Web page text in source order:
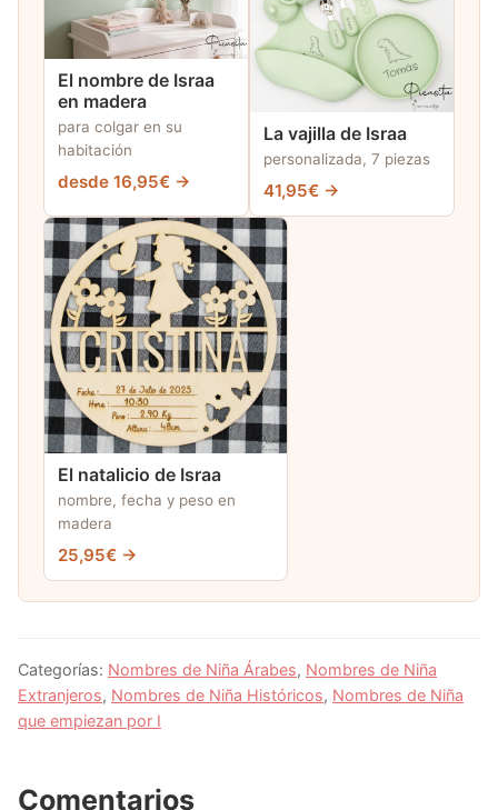
El nombre de Israa
en madera
para colgar en su
habitación
desde 16,95€ →
La vajilla de Israa
personalizada, 7 piezas
41,95€ →
El natalicio de Israa
nombre, fecha y peso en
madera
25,95€ →
Categorías: Nombres de Niña Árabes, Nombres de Niña
Extranjeros, Nombres de Niña Históricos, Nombres de Niña
que empiezan por I
Comentarios